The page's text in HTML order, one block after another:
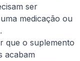
ser
medicação ou
que o suplemento
acabam